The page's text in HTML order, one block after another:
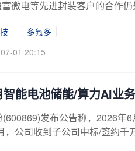
微电等先进封装客户的合作
多氟多
07-01 20:15
能电池储能/算力AI业
发布公告称，2026年
公司收到子公司中标/签约千